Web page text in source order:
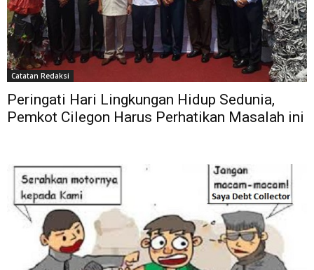
Catatan Redaksi
Peringati Hari Lingkungan Hidup Sedunia,
Pemkot Cilegon Harus Perhatikan Masalah ini